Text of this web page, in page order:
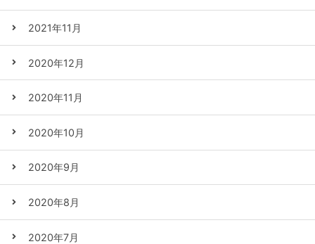
2021年11月
2020年12月
2020年11月
2020年10月
2020年9月
2020年8月
2020年7月